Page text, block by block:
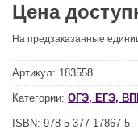
Цена
На предзаказанные
Артикул: 183558
Категории: ОГЭ, ЕГЭ,
ISBN: 978-5-377-17867-5